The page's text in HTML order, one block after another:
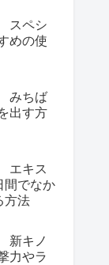
スペシ
めの使
みちば
出す方
エキス
間でなか
方法
新キノ
力やラ